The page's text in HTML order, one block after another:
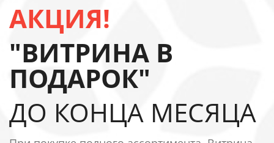
АКЦИЯ!
"ВИТРИНА В
ПОДАРОК"
ДО КОНЦА МЕСЯЦА